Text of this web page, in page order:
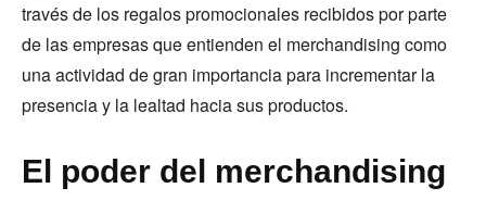
través de los regalos promocionales recibidos por parte
de las empresas que entienden el merchandising como
una actividad de gran importancia para incrementar la
presencia y la lealtad hacia sus productos.
El poder del merchandising